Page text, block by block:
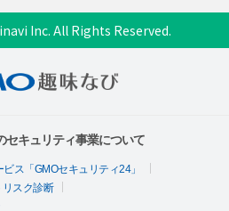
Inc. All Rights Reserved.